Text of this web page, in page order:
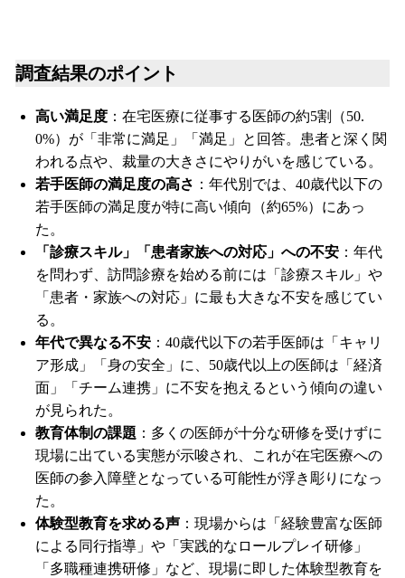
調査結果のポイント
高い満足度 ：在宅医療に従事する医師の約5割（50.
0%）が「非常に満足」「満足」と回答。患者と深く関
われる点や、裁量の大きさにやりがいを感じている。
若手医師の満足度の高さ ：年代別では、40歳代以下の
若手医師の満足度が特に高い傾向（約65%）にあっ
た。
「診療スキル」「患者家族への対応」への不安 ：年代
を問わず、訪問診療を始める前には「診療スキル」や
「患者・家族への対応」に最も大きな不安を感じてい
る。
年代で異なる不安 ：40歳代以下の若手医師は「キャリ
ア形成」「身の安全」に、50歳代以上の医師は「経済
面」「チーム連携」に不安を抱えるという傾向の違い
が見られた。
教育体制の課題 ：多くの医師が十分な研修を受けずに
現場に出ている実態が示唆され、これが在宅医療への
医師の参入障壁となっている可能性が浮き彫りになっ
た。
体験型教育を求める声 ：現場からは「経験豊富な医師
による同行指導」や「実践的なロールプレイ研修」
「多職種連携研修」など、現場に即した体験型教育を